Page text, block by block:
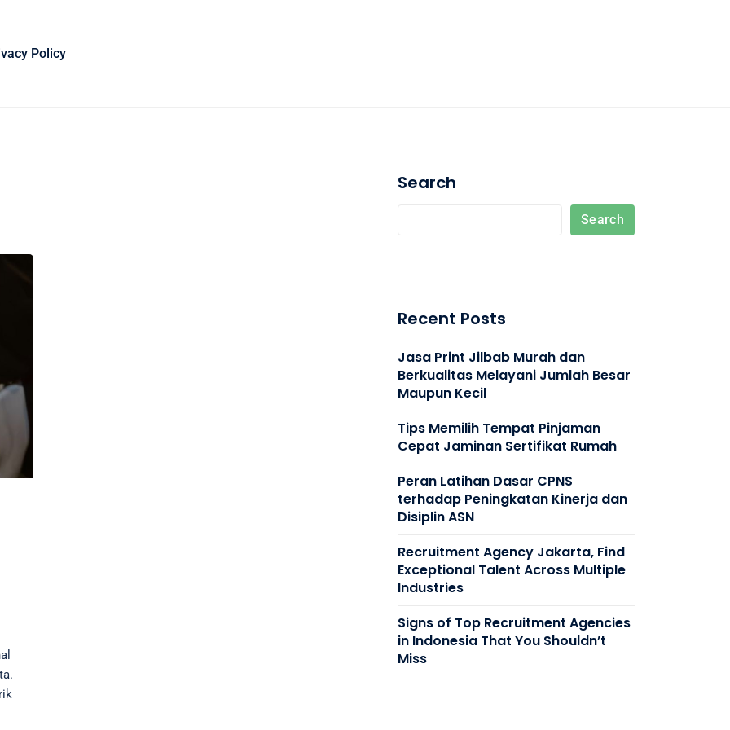
Policy
Search
Search
Recent Posts
Jasa Print Jilbab Murah dan
Berkualitas Melayani Jumlah Besar
Maupun Kecil
Tips Memilih Tempat Pinjaman
Cepat Jaminan Sertifikat Rumah
Peran Latihan Dasar CPNS
terhadap Peningkatan Kinerja dan
Disiplin ASN
Recruitment Agency Jakarta, Find
Exceptional Talent Across Multiple
Industries
Signs of Top Recruitment Agencies
in Indonesia That You Shouldn’t
Miss